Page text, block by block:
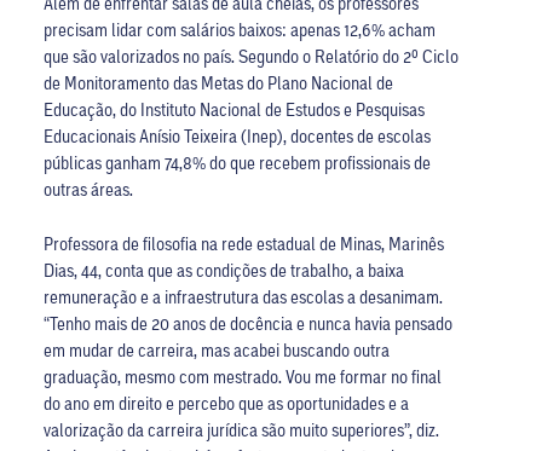
precisam lidar com salários baixos: apenas 12,6% acham
que são valorizados no país. Segundo o Relatório do 2º Ciclo
de Monitoramento das Metas do Plano Nacional de
Educação, do Instituto Nacional de Estudos e Pesquisas
Educacionais Anísio Teixeira (Inep), docentes de escolas
públicas ganham 74,8% do que recebem profissionais de
outras áreas.
Professora de filosofia na rede estadual de Minas, Marinês
Dias, 44, conta que as condições de trabalho, a baixa
remuneração e a infraestrutura das escolas a desanimam.
“Tenho mais de 20 anos de docência e nunca havia pensado
em mudar de carreira, mas acabei buscando outra
graduação, mesmo com mestrado. Vou me formar no final
do ano em direito e percebo que as oportunidades e a
valorização da carreira jurídica são muito superiores”, diz.